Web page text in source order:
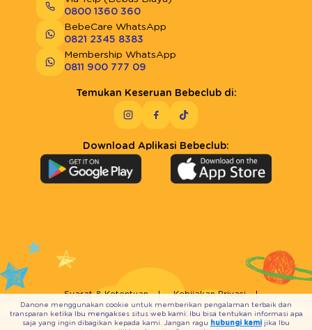
0800 1360 360
BebeCare WhatsApp
0821 2345 8383
Membership WhatsApp
0811 900 777 09
Temukan Keseruan Bebeclub di:
Download Aplikasi Bebeclub:
Syarat & Ketentuan Kebijakan Privasi
Press Release Tentang Kami FAQ
Danone menggunakan cookie untuk memberikan pengalaman terbaik dan
transparan ketika Ibu mengakses situs web kami. Ibu bisa tentukan informasi apa
saja yang ingin dibagikan kepada kami. Jangan ragu hubungi kami jika Ibu